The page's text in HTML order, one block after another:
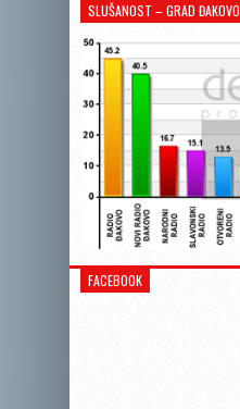
SLUŠANOST – GRAD ĐAKOVO
FACEBOOK